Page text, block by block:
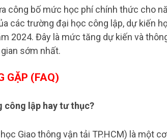
công bố mức học phí chính thức cho
các trường đại học công lập, dự kiến
2024. Đây là mức tăng dự kiến và
sớm nhất.
GẶP (FAQ)
công lập hay tư thục?
Giao thông vận tải TP.HCM) là một